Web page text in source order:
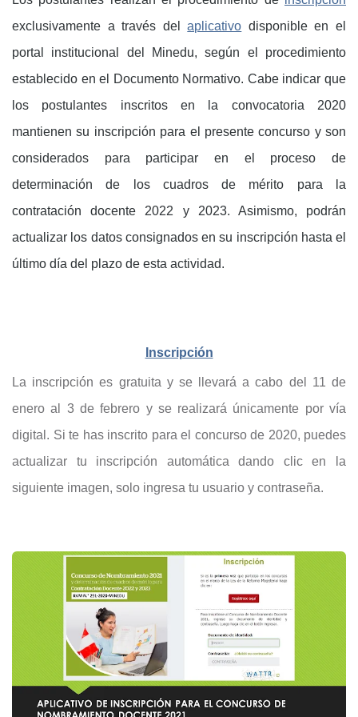
exclusivamente a través delaplicativo disponible en el
portal institucional del Minedu, según el procedimiento
establecido en el Documento Normativo. Cabe indicar que
los postulantes inscritos en la convocatoria 2020
mantienen su inscripción para el presente concurso y son
considerados para participar en el proceso de
determinación de los cuadros de mérito para la
contratación docente 2022 y 2023. Asimismo, podrán
actualizar los datos consignados en su inscripción hasta el
último día del plazo de esta actividad.
Inscripción
La inscripción es gratuita y se llevará a cabo del 11 de
enero al 3 de febrero y se realizará únicamente por vía
digital. Si te has inscrito para el concurso de 2020, puedes
actualizar tu inscripción automática dando clic en la
siguiente imagen, solo ingresa tu usuario y contraseña.